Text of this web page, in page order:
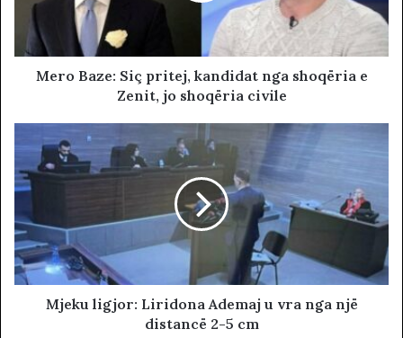
Mero Baze: Siç pritej, kandidat nga shoqëria e
Zenit, jo shoqëria civile
Mjeku ligjor: Liridona Ademaj u vra nga një
distancë 2-5 cm